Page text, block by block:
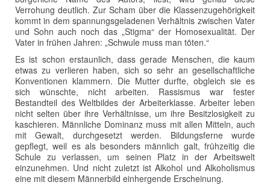
Verrohung deutlich. Zur Scham über die Klassenzugehörigkeit
kommt in dem spannungsgeladenen Verhältnis zwischen Vater
und Sohn auch noch das „Stigma“ der Homosexualität. Der
Vater in frühen Jahren: „Schwule muss man töten.“
Es ist schon erstaunlich, dass gerade Menschen, die kaum
etwas zu verlieren haben, sich so sehr an gesellschaftliche
Konventionen klammern. Die Mutter durfte, obgleich sie es
sich wünschte, nicht arbeiten. Rassismus war fester
Bestandteil des Weltbildes der Arbeiterklasse. Arbeiter leben
nicht selten über ihre Verhältnisse, um ihre Besitzlosigkeit zu
kaschieren. Männliche Dominanz muss mit allen Mitteln, auch
mit Gewalt, durchgesetzt werden. Bildungsferne wurde
gepflegt, weil es als besonders männlich galt, frühzeitig die
Schule zu verlassen, um seinen Platz in der Arbeitswelt
einzunehmen. Und nicht zuletzt ist Alkohol und Alkoholismus
eine mit diesem Männerbild einhergende Erscheinung.